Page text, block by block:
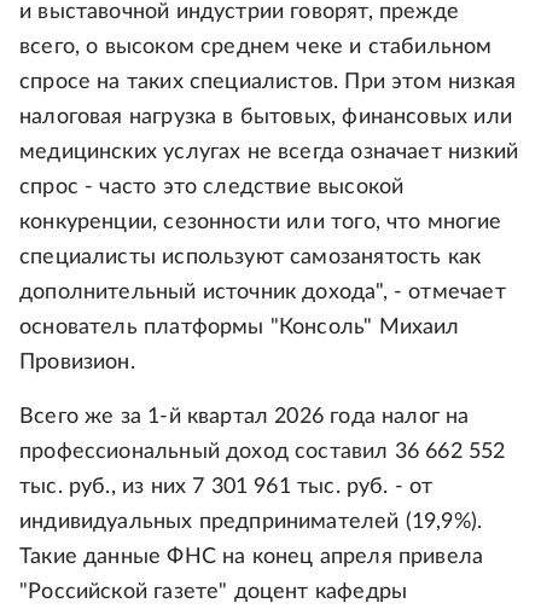
и выставочной индустрии говорят, прежде
всего, о высоком среднем чеке и стабильном
спросе на таких специалистов. При этом низкая
налоговая нагрузка в бытовых, финансовых или
медицинских услугах не всегда означает низкий
спрос - часто это следствие высокой
конкуренции, сезонности или того, что многие
специалисты используют самозанятость как
дополнительный источник дохода", - отмечает
основатель платформы "Консоль" Михаил
Провизион.
Всего же за 1-й квартал 2026 года налог на
профессиональный доход составил 36 662 552
тыс. руб., из них 7 301 961 тыс. руб. - от
индивидуальных предпринимателей (19,9%).
Такие данные ФНС на конец апреля привела
"Российской газете" доцент кафедры